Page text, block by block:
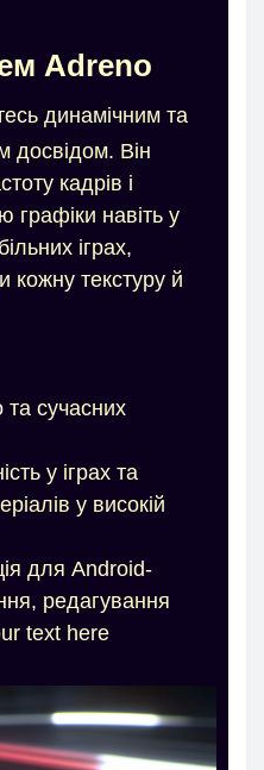
Adreno
динамічним та
досвідом. Він
кадрів і
графіки навіть у
іграх,
кожну текстуру й
та сучасних
у іграх та
у високій
для Android-
редагування
text here